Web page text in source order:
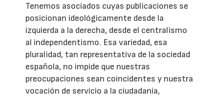
Tenemos asociados cuyas publicaciones se
posicionan ideológicamente desde la
izquierda a la derecha, desde el centralismo
al independentismo. Esa variedad, esa
pluralidad, tan representativa de la sociedad
española, no impide que nuestras
preocupaciones sean coincidentes y nuestra
vocación de servicio a la ciudadanía,